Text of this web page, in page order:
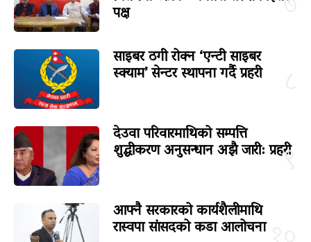
पक्ष
साइबर ठगी रोक्न ‘एन्टी साइबर
स्क्याम’ सेन्टर स्थापना गर्दै प्रहरी
९
देउवा परिवारमाथिको सम्पत्ति
शुद्धीकरण अनुसन्धान अझै जारी: प्रहरी
आफ्नै सरकारको कार्यशैलीमाथि
रास्वपा सांसदको कडा आलोचना